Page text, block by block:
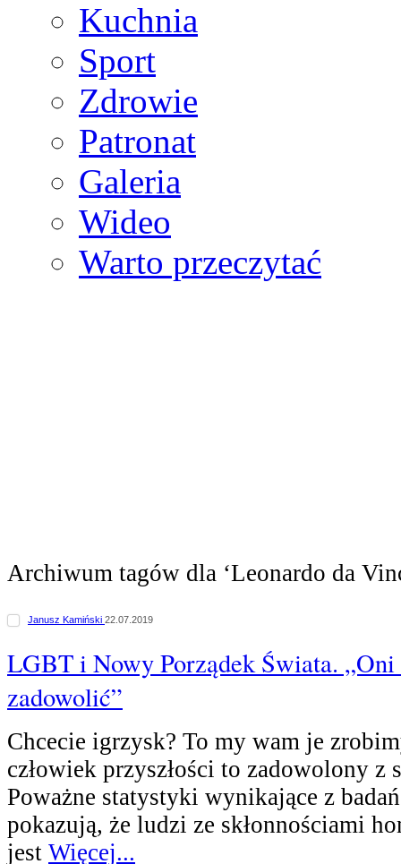
Kuchnia
Sport
Zdrowie
Patronat
Galeria
Wideo
Warto przeczytać
Archiwum tagów dla ‘Leonardo da
Janusz Kamiński 22.07.2019
LGBT i Nowy Porządek Świata.
zadowolić”
Chcecie igrzysk? To my wam je
człowiek przyszłości to zadowolony z
Poważne statystyki wynikające z
pokazują, że ludzi ze skłonnościami
jest Więcej...